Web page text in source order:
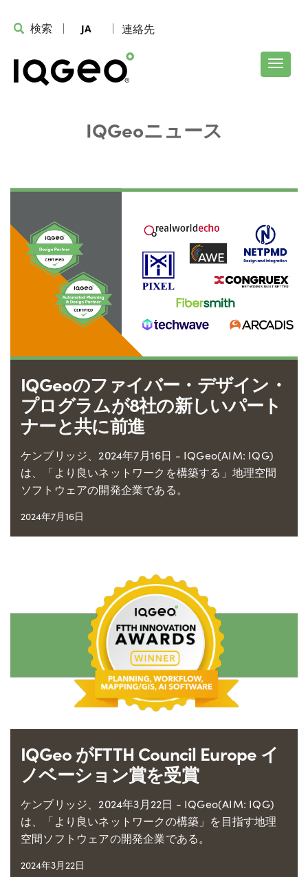
検索 JA 連絡先
IQGeoニュース
IQGeoのファイバー・デザイン・
プログラムが8社の新しいパート
ナーと共に前進
ケンブリッジ、2024年7月16日 - IQGeo(AIM: IQG)
は、「より良いネットワークを構築する」地理空間
ソフトウェアの開発企業である。
2024年7月16日
IQGeo がFTTH Council Europe イ
ノベーション賞を受賞
ケンブリッジ、2024年3月22日 - IQGeo(AIM: IQG)
は、「より良いネットワークの構築」を目指す地理
空間ソフトウェアの開発企業である。
2024年3月22日